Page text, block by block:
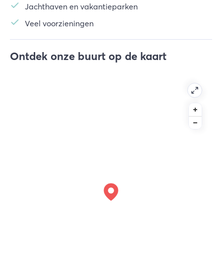
Jachthaven en vakantieparken
Veel voorzieningen
Ontdek onze buurt op de kaart